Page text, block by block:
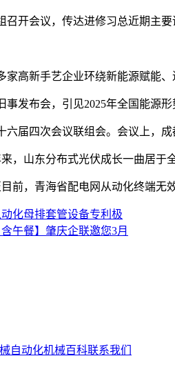
会议，传达进修习总近期主要
高新手艺企业环绕新能源赋能、
布会，引见2025年全国能源形
四次会议联组会。会议上，成
山东分布式光伏成长一曲居于全
，青海省配电网从动化终端无效
化母排套管设备专利极
午餐】肇庆企联邀您3月
自动化机械百科联系我们